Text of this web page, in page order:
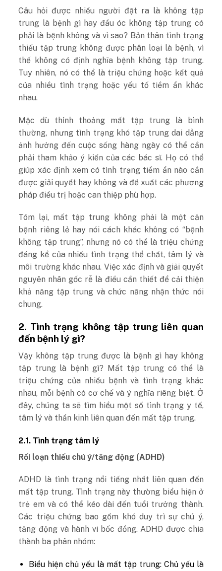
Câu hỏi được nhiều người đặt ra là không tập
trung là bệnh gì hay đầu óc không tập trung có
phải là bệnh không và vì sao? Bản thân tình trạng
thiếu tập trung không được phân loại là bệnh, vì
thế không có định nghĩa bệnh không tập trung.
Tuy nhiên, nó có thể là triệu chứng hoặc kết quả
của nhiều tình trạng hoặc yếu tố tiềm ẩn khác
nhau.
Mặc dù thỉnh thoảng mất tập trung là bình
thường, nhưng tình trạng khó tập trung dai dẳng
ảnh hưởng đến cuộc sống hàng ngày có thể cần
phải tham khảo ý kiến ​​của các bác sĩ. Họ có thể
giúp xác định xem có tình trạng tiềm ẩn nào cần
được giải quyết hay không và đề xuất các phương
pháp điều trị hoặc can thiệp phù hợp.
Tóm lại, mất tập trung không phải là một căn
bệnh riêng lẻ hay nói cách khác không có “bệnh
không tập trung”, nhưng nó có thể là triệu chứng
đáng kể của nhiều tình trạng thể chất, tâm lý và
môi trường khác nhau. Việc xác định và giải quyết
nguyên nhân gốc rễ là điều cần thiết để cải thiện
khả năng tập trung và chức năng nhận thức nói
chung.
2. Tình trạng không tập trung liên quan
đến bệnh lý gì?
Vậy không tập trung được là bệnh gì hay không
tập trung là bệnh gì? Mất tập trung có thể là
triệu chứng của nhiều bệnh và tình trạng khác
nhau, mỗi bệnh có cơ chế và ý nghĩa riêng biệt. Ở
đây, chúng ta sẽ tìm hiểu một số tình trạng y tế,
tâm lý và thần kinh liên quan đến mất tập trung.
2.1. Tình trạng tâm lý
Rối loạn thiếu chú ý/tăng động (ADHD)
ADHD là tình trạng nổi tiếng nhất liên quan đến
mất tập trung. Tình trạng này thường biểu hiện ở
trẻ em và có thể kéo dài đến tuổi trưởng thành.
Các triệu chứng bao gồm khó duy trì sự chú ý,
tăng động và hành vi bốc đồng. ADHD được chia
thành ba phân nhóm:
Biểu hiện chủ yếu là mất tập trung: Chủ yếu là